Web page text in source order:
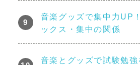
音楽グッズで集中力UP
ックス・集中の関係
音楽とグッズで試験勉強